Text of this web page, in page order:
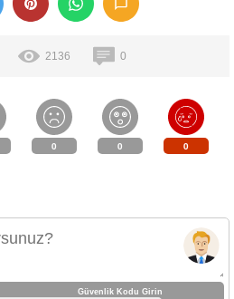
2136 0
0 0 0
Güvenlik Kodu Girin